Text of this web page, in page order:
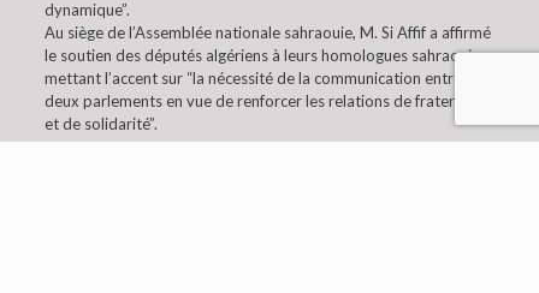
dynamique”.
Au siège de l’Assemblée nationale sahraouie, M. Si Affif a affirmé
le soutien des députés algériens à leurs homologues sahraouis,
mettant l’accent sur “la nécessité de la communication entre les
deux parlements en vue de renforcer les relations de fraternité
et de solidarité”.